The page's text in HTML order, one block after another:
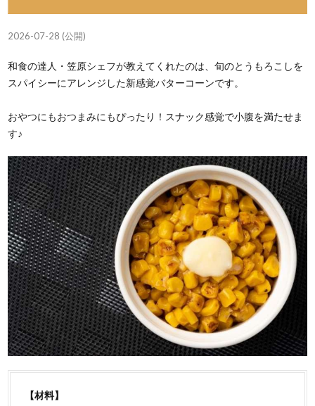
2026-07-28 (公開)
和食の達人・笠原シェフが教えてくれたのは、旬のとうもろこしを
スパイシーにアレンジした新感覚バターコーンです。
おやつにもおつまみにもぴったり！スナック感覚で小腹を満たせま
す♪
【材料】